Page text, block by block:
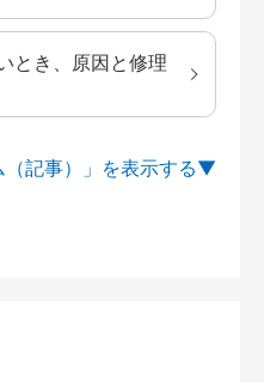
とき、原因と修理
記事）」を